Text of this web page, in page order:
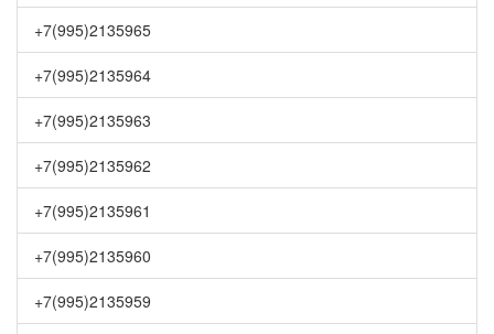
+7(995)2135965
+7(995)2135964
+7(995)2135963
+7(995)2135962
+7(995)2135961
+7(995)2135960
+7(995)2135959